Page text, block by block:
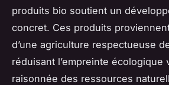
produits bio soutient un
concret. Ces produits
d’une agriculture respectueuse
réduisant l’empreinte écologique
raisonnée des ressources